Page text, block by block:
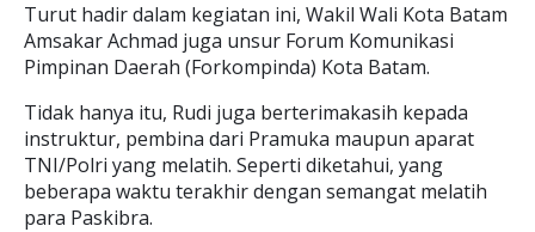
Turut hadir dalam kegiatan ini, Wakil Wali Kota Batam
Amsakar Achmad juga unsur Forum Komunikasi
Pimpinan Daerah (Forkompinda) Kota Batam.
Tidak hanya itu, Rudi juga berterimakasih kepada
instruktur, pembina dari Pramuka maupun aparat
TNI/Polri yang melatih. Seperti diketahui, yang
beberapa waktu terakhir dengan semangat melatih
para Paskibra.